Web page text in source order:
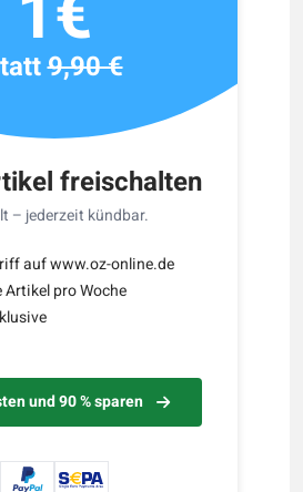
freischalten
– jederzeit kündbar.
auf www.oz-online.de
Artikel pro Woche
und 90 % sparen
9,90 €